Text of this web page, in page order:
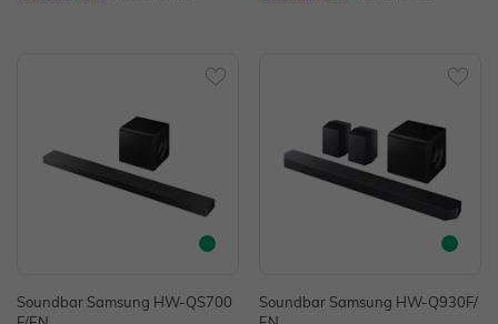
Soundbar Samsung HW-QS700
Soundbar Samsung HW-Q930F/